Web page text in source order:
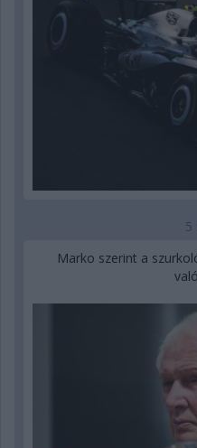
5
Marko szerint a